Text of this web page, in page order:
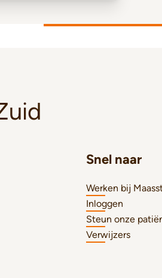
Snel naar
Werken bij
Inloggen
Steun onze
Verwijzers